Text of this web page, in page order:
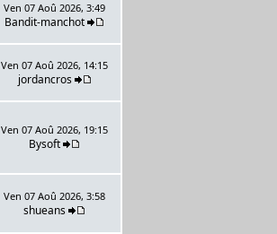
Ven 07 Aoû 2026, 3:49
Bandit-manchot
Ven 07 Aoû 2026, 14:15
jordancros
Ven 07 Aoû 2026, 19:15
Bysoft
Ven 07 Aoû 2026, 3:58
shueans